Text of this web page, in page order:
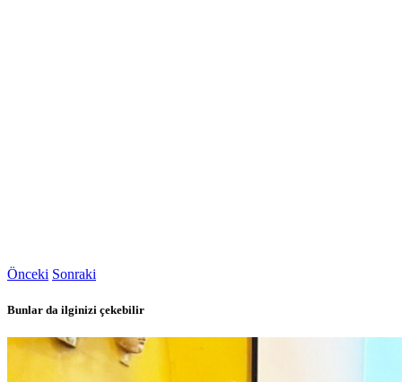
Önceki Sonraki
Bunlar da ilginizi çekebilir